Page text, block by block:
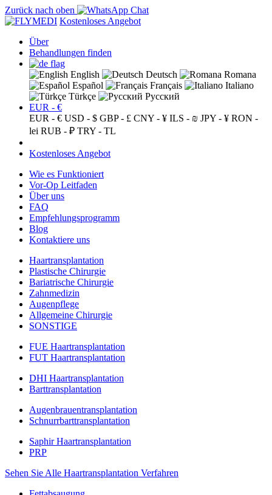
Zurück nach oben
Kostenloses Angebot
Über
Behandlungen finden
English Deutsch
Romana
Español
Français
Italiano
Türkçe
Русский
EUR - €
EUR - € USD - $ GBP - £ CNY - ¥ ILS - ₪ JPY - ¥ RON -
lei RUB - ₽ TRY - TL
Kostenloses Angebot
Wie es Funktioniert
Vor-Op Leitfaden
Über uns
FAQ
Empfehlungsprogramm
Blog
Kontaktiere uns
Haartransplantation
Plastische Chirurgie
Bariatrische Chirurgie
Zahnmedizin
Augenpflege
Allgemeine Chirurgie
SONSTIGE
FUE Haartransplantation
FUT Haartransplantation
DHI Haartransplantation
Barttransplantation
Augenbrauentransplantation
Schnurrbarttransplantation
Saphir Haartransplantation
PRP
Sehen Sie Alle Haartransplantation Verfahren